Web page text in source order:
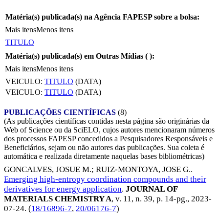
Matéria(s) publicada(s) na Agência FAPESP sobre a bolsa:
Mais itensMenos itens
TITULO
Matéria(s) publicada(s) em Outras Mídias ( ):
Mais itensMenos itens
VEICULO: TITULO (DATA)
VEICULO: TITULO (DATA)
PUBLICAÇÕES CIENTÍFICAS (8)
(As publicações científicas contidas nesta página são originárias da
Web of Science ou da SciELO, cujos autores mencionaram números
dos processos FAPESP concedidos a Pesquisadores Responsáveis e
Beneficiários, sejam ou não autores das publicações. Sua coleta é
automática e realizada diretamente naquelas bases bibliométricas)
GONCALVES, JOSUE M.; RUIZ-MONTOYA, JOSE G..
Emerging high-entropy coordination compounds and their
derivatives for energy application. JOURNAL OF
MATERIALS CHEMISTRY A, v. 11, n. 39, p. 14-pg., 2023-
07-24. (18/16896-7, 20/06176-7)